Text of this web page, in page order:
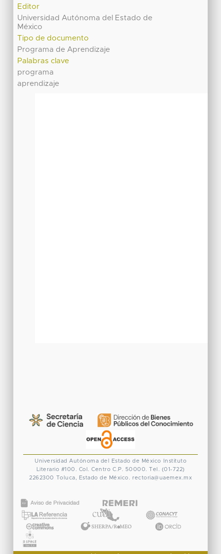
Editor
Universidad Autónoma del Estado de
México
Tipo de documento
Programa de Aprendizaje
Palabras clave
programa
aprendizaje
Universidad Autónoma del Estado de México
Instituto
Literario #100. Col. Centro C.P. 50000. Tel. (01-722)
2262300 Toluca, Estado de México. rectoria@uaemex.mx